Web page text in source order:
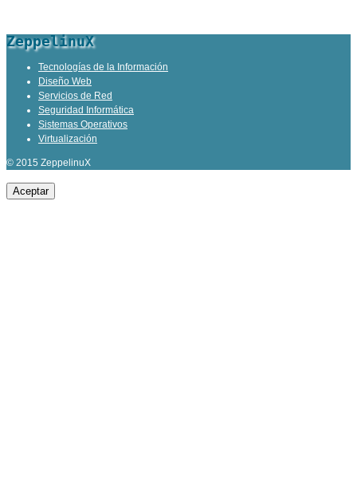
ZeppelinuX
Tecnologías de la Información
Diseño Web
Servicios de Red
Seguridad Informática
Sistemas Operativos
Virtualización
© 2015 ZeppelinuX
Aceptar